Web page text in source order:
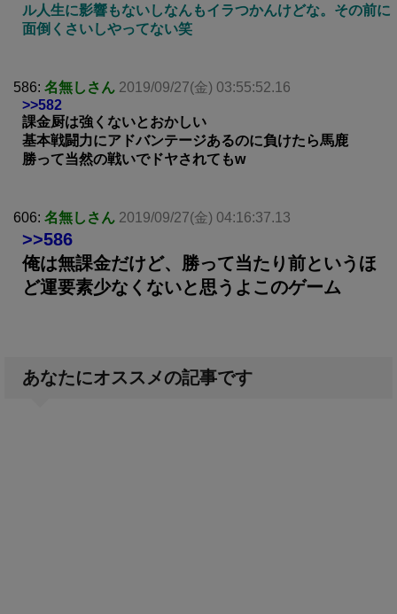
ル人生に影響もないしなんもイラつかんけどな。その前に
面倒くさいしやってない笑
586: 名無しさん 2019/09/27(金) 03:55:52.16
>>582
課金厨は強くないとおかしい
基本戦闘力にアドバンテージあるのに負けたら馬鹿
勝って当然の戦いでドヤされてもw
606: 名無しさん 2019/09/27(金) 04:16:37.13
>>586
俺は無課金だけど、勝って当たり前というほ
ど運要素少なくないと思うよこのゲーム
あなたにオススメの記事です